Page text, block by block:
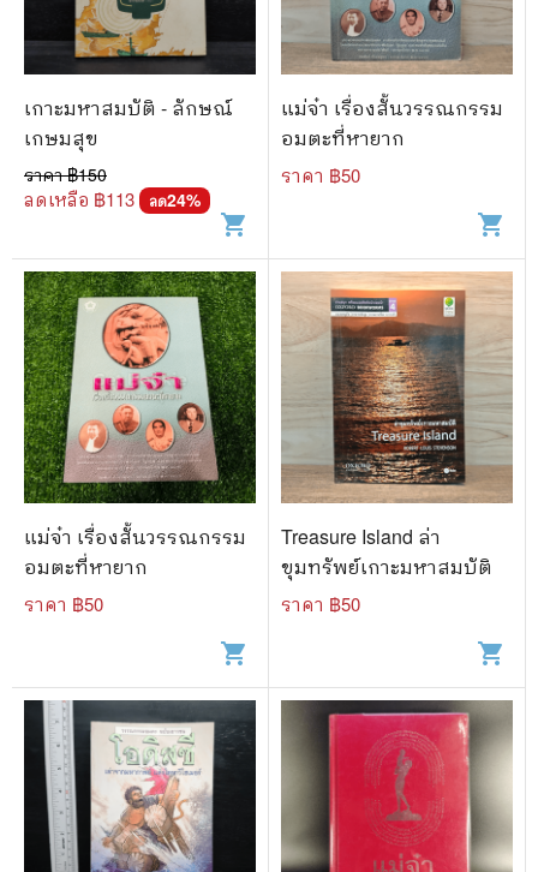
เกาะมหาสมบัติ - ลักษณ์
เกษมสุข
ราคา ฿150
ลดเหลือ ฿113 ลด24%
shopping_cart
แม่จ๋า เรื่องสั้นวรรณกรรม
อมตะที่หายาก
ราคา ฿50
shopping_cart
แม่จ๋า เรื่องสั้นวรรณกรรม
อมตะที่หายาก
ราคา ฿50
shopping_cart
Treasure Island ล่า
ขุมทรัพย์เกาะมหาสมบัติ
ราคา ฿50
shopping_cart